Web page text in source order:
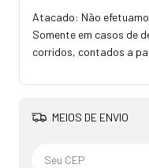
Atacado: Não
Somente em casos de
corridos, contados a
MEIOS DE ENVIO